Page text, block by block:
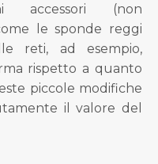
accessori (non
le sponde reggi
reti, ad esempio,
rispetto a quanto
piccole modifiche
il valore del